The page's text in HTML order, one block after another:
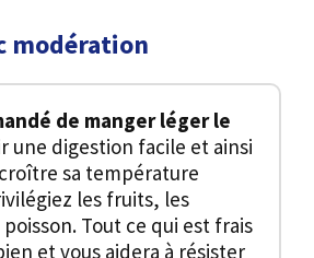
modération
de manger léger le
une digestion facile et ainsi
sa température
les fruits, les
Tout ce qui est frais
et vous aidera à résister